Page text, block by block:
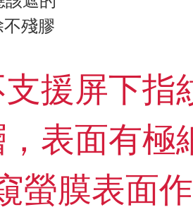
殘膠
援屏下指
表面有極
螢膜表面